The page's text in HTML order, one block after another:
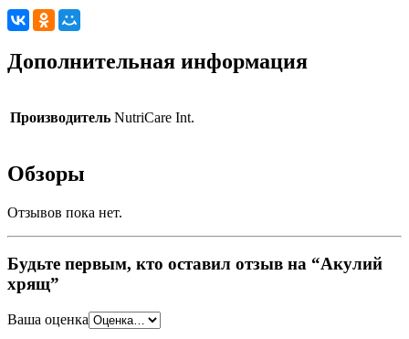
Дополнительная информация
Производитель NutriCare Int.
Обзоры
Отзывов пока нет.
Будьте первым, кто оставил отзыв на “Акулий
хрящ”
Ваша оценка